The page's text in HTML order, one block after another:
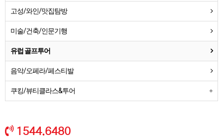
고성/와인/맛집탐방
미술/건축/인문기행
유럽 골프투어
음악/오페라/페스티발
쿠킹/뷰티클라스&투어
1544.6480